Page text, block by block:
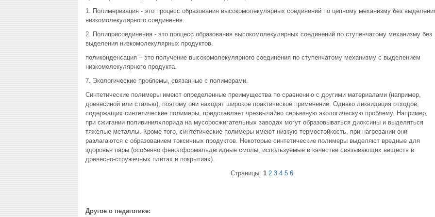
1. Полимеризация - это процесс образования высокомолекулярных соединений по цепному механизму без
низкомолекулярного соединения.
2. Полиприсоединения - это процесс образования высокомолекулярных соединений по ступенчатому механизму без
выделения низкомолекулярных продуктов.
поликонденсация – это получение высокомолекулярного соединения по ступенчатому механизму с выделением
низкомолекулярного продукта.
7. Экологические проблемы, связанные с полимерами.
Синтетические полимеры имеют определенные преимущества по сравнению с другими материалами (например,
древесиной или сталью), поэтому они находят широкое практическое применение. Однако ликвидация отходов,
содержащих синтетические полимеры, представляет чрезвычайно серьезную экологическую проблему. Например,
при сжигании поливинилхлорида на мусоросжигательных заводах могут образовываться диоксины и выделяться
тяжелые металлы. Кроме того, синтетические полимеры имеют низкую термостойкость, при нагревании они
разлагаются с образованием токсичных продуктов. Некоторые синтетические полимеры выделяют вредные для
здоровья пары (особенно фенолформальдегидные смолы, используемые в качестве связывающих веществ в
древесно-стружечных плитах и покрытиях).
Страницы: 1 2 3 4 5 6
Другое о педагогике: